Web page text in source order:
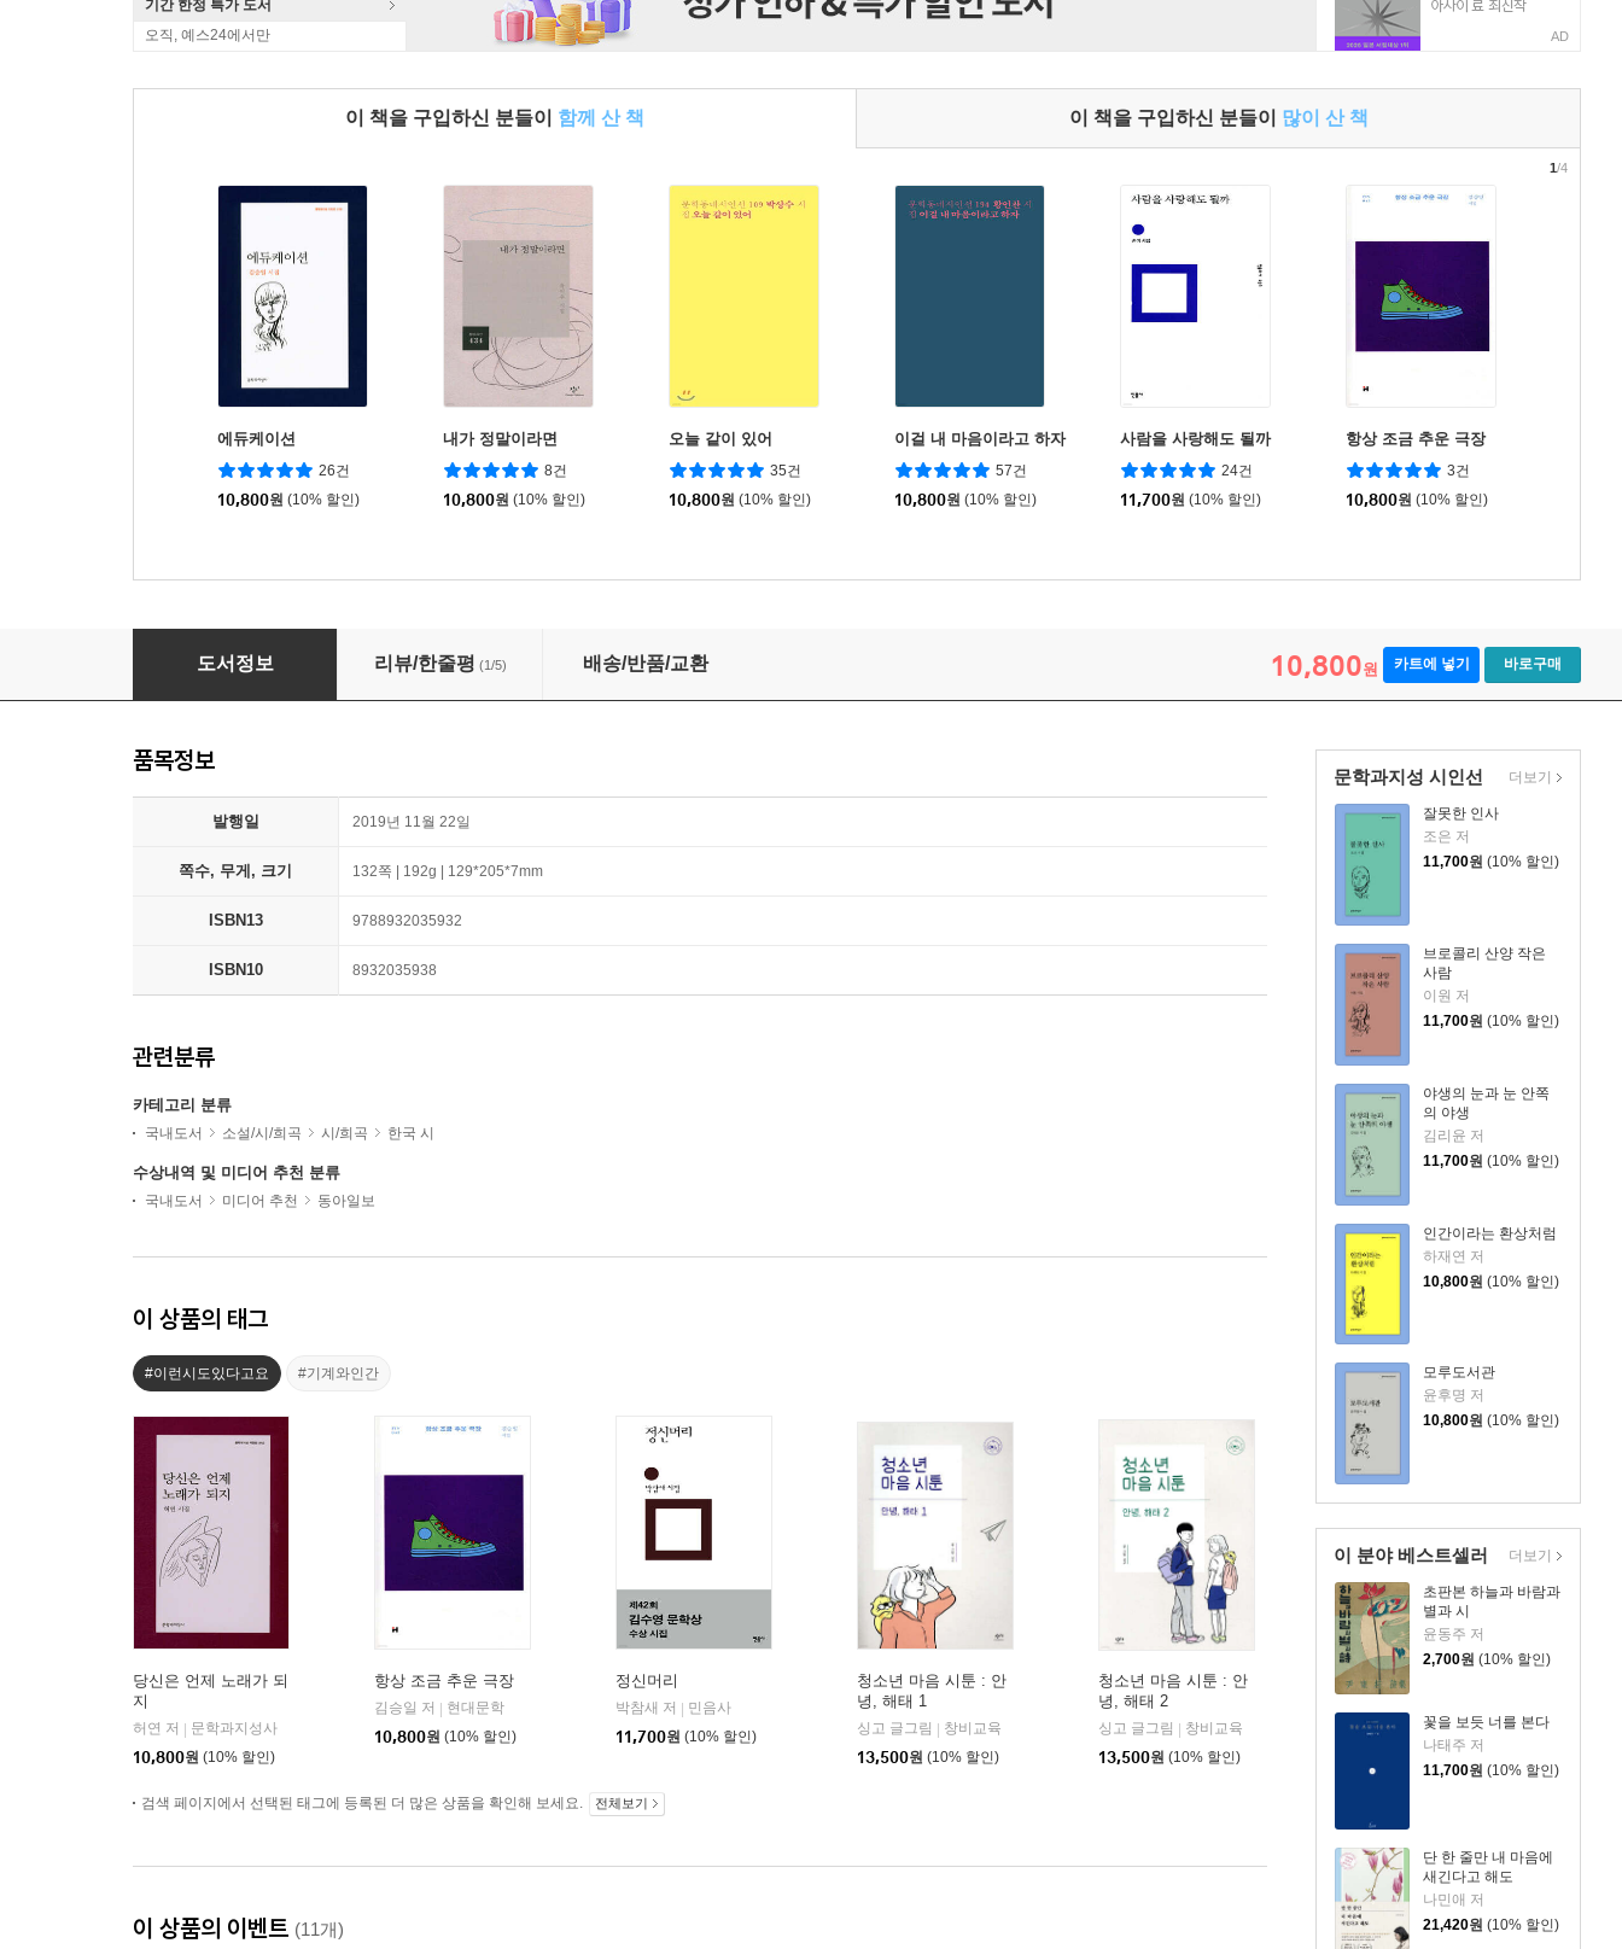
기간 한정 특가 도서
오직, 예스24에서만
AD
이 책을 구입하신 분들이 함께 산 책 이 책을 구입하신 분들이 많이 산 책
에듀케이션
26건
10,800원 (10% 할인)
내가 정말이라면
8건
10,800원 (10% 할인)
오늘 같이 있어
35건
10,800원 (10% 할인)
이걸 내 마음이라고 하자
57건
10,800원 (10% 할인)
사람을 사랑해도 될까
24건
11,700원 (10% 할인)
항상 조금 추운 극장
3건
10,800원 (10% 할인)
1/4
여기까지 인용하세요
도서정보 리뷰/한줄평 (1/5) 배송/반품/교환 10,800원 카트에 넣기 바로구매
문학과지성 시인선
잘못한 인사
조은 저
11,700원 (10% 할인)
브로콜리 산양 작은
사람
이원 저
11,700원 (10% 할인)
야생의 눈과 눈 안쪽
의 야생
김리윤 저
11,700원 (10% 할인)
인간이라는 환상처럼
하재연 저
10,800원 (10% 할인)
모루도서관
윤후명 저
10,800원 (10% 할인)
더보기
이 분야 베스트셀러
초판본 하늘과 바람과
별과 시
윤동주 저
2,700원 (10% 할인)
꽃을 보듯 너를 본다
나태주 저
11,700원 (10% 할인)
단 한 줄만 내 마음에
새긴다고 해도
나민애 저
21,420원 (10% 할인)
더보기
품목정보
발행일 2019년 11월 22일
쪽수, 무게, 크기 132쪽 | 192g | 129*205*7mm
ISBN13 9788932035932
ISBN10 8932035938
관련분류
카테고리 분류
국내도서 소설/시/희곡 시/희곡 한국 시
수상내역 및 미디어 추천 분류
국내도서 미디어 추천 동아일보
이 상품의 태그
#이런시도있다고요 #기계와인간
당신은 언제 노래가 되
지
허연 저
문학과지성사
10,800원 (10% 할인)
항상 조금 추운 극장
김승일 저
현대문학
10,800원 (10% 할인)
정신머리
박참새 저
민음사
11,700원 (10% 할인)
청소년 마음 시툰 : 안
녕, 해태 1
싱고 글그림
창비교육
13,500원 (10% 할인)
청소년 마음 시툰 : 안
녕, 해태 2
싱고 글그림
창비교육
13,500원 (10% 할인)
검색 페이지에서 선택된 태그에 등록된 더 많은 상품을 확인해 보세요. 전체보기
이 상품의 이벤트 (11개)